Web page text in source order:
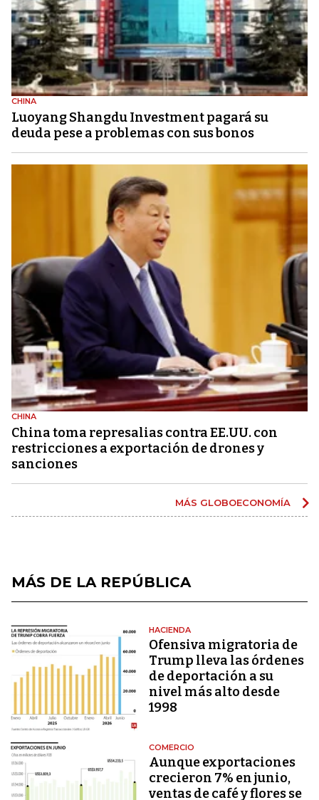
CHINA
Luoyang Shangdu Investment pagará su
deuda pese a problemas con sus bonos
CHINA
China toma represalias contra EE.UU. con
restricciones a exportación de drones y
sanciones
MÁS GLOBOECONOMÍA
MÁS DE LA REPÚBLICA
HACIENDA
Ofensiva migratoria de
Trump lleva las órdenes
de deportación a su
nivel más alto desde
1998
COMERCIO
Aunque exportaciones
crecieron 7% en junio,
ventas de café y flores se